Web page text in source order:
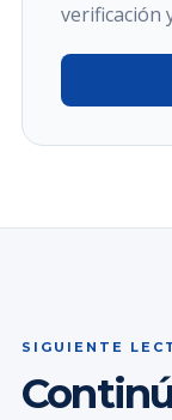
verificación
SIGUIENTE